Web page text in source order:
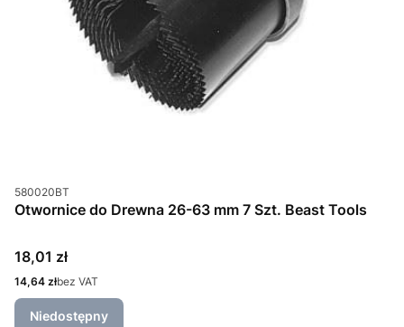
Kod produktu
580020BT
Otwornice do Drewna 26-63 mm 7 Szt. Beast Tools
Cena
18,01 zł
Cena
14,64 złbez VAT
Niedostępny